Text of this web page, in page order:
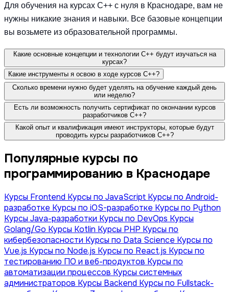
Для обучения на курсах C++ с нуля в Краснодаре, вам не
нужны никакие знания и навыки. Все базовые концепции
вы возьмете из образовательной программы.
Какие основные концепции и технологии C++ будут изучаться на
курсах?
Какие инструменты я освою в ходе курсов C++?
Сколько времени нужно будет уделять на обучение каждый день
или неделю?
Есть ли возможность получить сертификат по окончании курсов
разработчиков C++?
Какой опыт и квалификация имеют инструкторы, которые будут
проводить курсы разработчиков C++?
Популярные курсы по
программированию в Краснодаре
Курсы Frontend Курсы по JavaScript Курсы по Android-
разработке Курсы по iOS-разработке Курсы по Python
Курсы Java-разработки Курсы по DevOps Курсы
Golang/Go Курсы Kotlin Курсы PHP Курсы по
кибербезопасности Курсы по Data Science Курсы по
Vue.js Курсы по Node.js Курсы по React.js Курсы по
тестированию ПО и веб-продуктов Курсы по
автоматизации процессов Курсы системных
администраторов Курсы Backend Курсы по Fullstack-